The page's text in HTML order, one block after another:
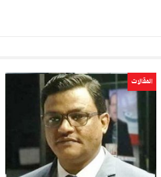
المقالات